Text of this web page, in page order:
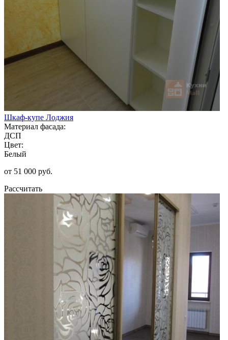
Шкаф-купе Лоджия
Материал фасада:
ДСП
Цвет:
Белый
от 51 000 руб.
Рассчитать